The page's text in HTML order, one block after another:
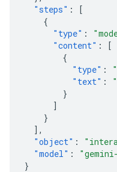
"steps" :
[
{
"type" :
"content" :
[
{
"type" :
"text" :
}
]
}
],
"object" :
"model" :
}